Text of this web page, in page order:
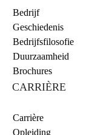
Bedrijf
Geschiedenis
Bedrijfsfilosofie
Duurzaamheid
Brochures
CARRIÈRE
Carrière
Opleiding